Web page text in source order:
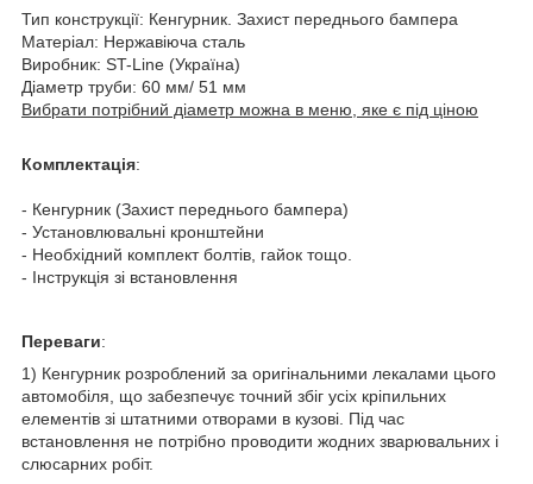
Тип конструкції: Кенгурник. Захист переднього бампера
Матеріал: Нержавіюча сталь
Виробник: ST-Line (Україна)
Діаметр труби: 60 мм/ 51 мм
Вибрати потрібний діаметр можна в меню, яке є під ціною
Комплектація:
- Кенгурник (Захист переднього бампера)
- Установлювальні кронштейни
- Необхідний комплект болтів, гайок тощо.
- Інструкція зі встановлення
Переваги:
1) Кенгурник розроблений за оригінальними лекалами цього
автомобіля, що забезпечує точний збіг усіх кріпильних
елементів зі штатними отворами в кузові. Під час
встановлення не потрібно проводити жодних зварювальних і
слюсарних робіт.